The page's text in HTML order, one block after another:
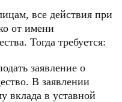
все действия при
от имени
Тогда требуется:
заявление о
В заявлении
вклада в уставной